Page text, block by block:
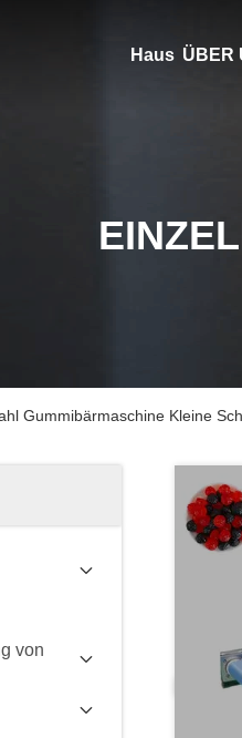
Haus ÜBER
Gummibärmaschine Kleine
von